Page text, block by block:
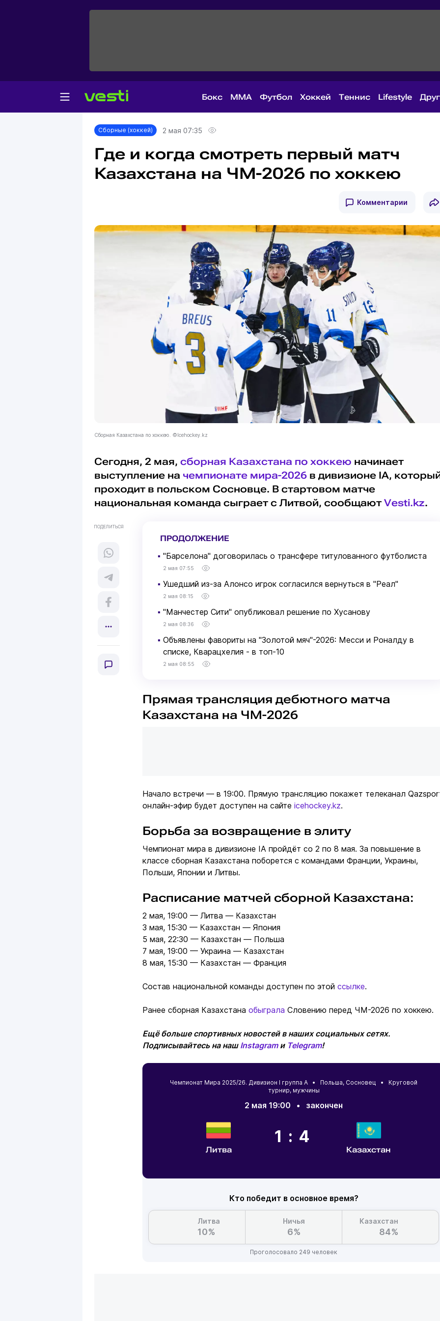
Бокс MMA Футбол Хоккей Теннис Lifestyle
Главная
Сборные (хоккей)
Сборные (хоккей) 2 мая 07:35
Где и когда смотреть первый матч
Казахстана на ЧМ-2026 по хоккею
Комментарии
Сборная Казахстана по хоккею. ©Icehockey.kz
Сегодня, 2 мая, сборная Казахстана по хоккею начинает
выступление на чемпионате мира-2026 в дивизионе IA,
проходит в польском Сосновце. В стартовом матче
национальная команда сыграет с Литвой, сообщают Vesti.kz.
ПОДЕЛИТЬСЯ
ПРОДОЛЖЕНИЕ
▪ "Барселона" договорилась о трансфере титулованного футболиста
2 мая 07:55
▪ Ушедший из-за Алонсо игрок согласился вернуться в "Реал"
2 мая 08:15
▪ "Манчестер Сити" опубликовал решение по Хусанову
2 мая 08:36
▪ Объявлены фавориты на "Золотой мяч"-2026: Месси и Роналду в
списке, Кварацхелия - в топ-10
2 мая 08:55
Прямая трансляция дебютного матча
Казахстана на ЧМ-2026
Начало встречи — в 19:00. Прямую трансляцию покажет телеканал
онлайн-эфир будет доступен на сайте icehockey.kz.
Борьба за возвращение в элиту
Чемпионат мира в дивизионе IA пройдёт со 2 по 8 мая. За повышение в
классе сборная Казахстана поборется с командами Франции, Украины,
Польши, Японии и Литвы.
Расписание матчей сборной Казахстана:
2 мая, 19:00 — Литва — Казахстан
3 мая, 15:30 — Казахстан — Япония
5 мая, 22:30 — Казахстан — Польша
7 мая, 19:00 — Украина — Казахстан
8 мая, 15:30 — Казахстан — Франция
Состав национальной команды доступен по этой ссылке.
Ранее сборная Казахстана обыграла Словению перед ЧМ-2026 по хоккею.
Ещё больше спортивных новостей в наших социальных сетях.
Подписывайтесь на наш Instagramи Telegram!
Чемпионат Мира 2025/26. Дивизион I группа А • Польша, Сосновец • Круговой
турнир, мужчины
2 мая 19:00 • закончен
Литва
1:4
Казахстан
Кто победит в основное время?
Литва
10%
Ничья
6%
Казахстан
84%
Проголосовало 249 человек